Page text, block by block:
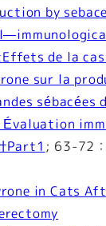
by
de la
sur la
sébacées
Part1 ; 63-72
in Cats